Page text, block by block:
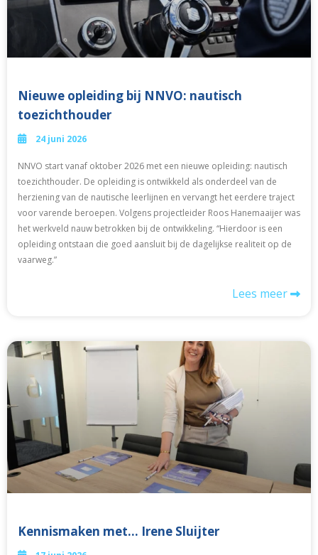
Nieuwe opleiding bij NNVO: nautisch
toezichthouder
24 juni 2026
NNVO start vanaf oktober 2026 met een nieuwe opleiding: nautisch
toezichthouder. De opleiding is ontwikkeld als onderdeel van de
herziening van de nautische leerlijnen en vervangt het eerdere traject
voor varende beroepen. Volgens projectleider Roos Hanemaaijer was
het werkveld nauw betrokken bij de ontwikkeling. “Hierdoor is een
opleiding ontstaan die goed aansluit bij de dagelijkse realiteit op de
vaarweg.”
Lees meer
Kennismaken met… Irene Sluijter